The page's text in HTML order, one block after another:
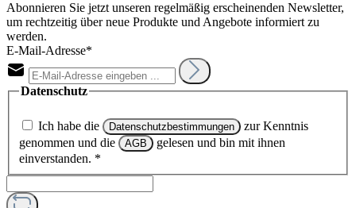
Abonnieren Sie jetzt unseren regelmäßig erscheinenden Newsletter,
um rechtzeitig über neue Produkte und Angebote informiert zu
werden.
E-Mail-Adresse*
Datenschutz
Ich habe die Datenschutzbestimmungen
zur Kenntnis
genommen und die
AGB
gelesen und bin mit ihnen
einverstanden. *